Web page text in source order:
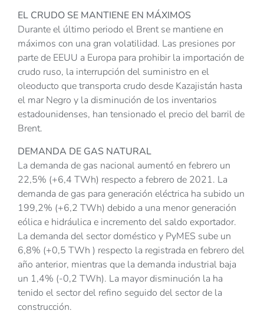
EL CRUDO SE MANTIENE EN MÁXIMOS
Durante el último periodo el Brent se mantiene en
máximos con una gran volatilidad. Las presiones por
parte de EEUU a Europa para prohibir la importación de
crudo ruso, la interrupción del suministro en el
oleoducto que transporta crudo desde Kazajistán hasta
el mar Negro y la disminución de los inventarios
estadounidenses, han tensionado el precio del barril de
Brent.
DEMANDA DE GAS NATURAL
La demanda de gas nacional aumentó en febrero un
22,5% (+6,4 TWh) respecto a febrero de 2021. La
demanda de gas para generación eléctrica ha subido un
199,2% (+6,2 TWh) debido a una menor generación
eólica e hidráulica e incremento del saldo exportador.
La demanda del sector doméstico y PyMES sube un
6,8% (+0,5 TWh ) respecto la registrada en febrero del
año anterior, mientras que la demanda industrial baja
un 1,4% (-0,2 TWh). La mayor disminución la ha
tenido el sector del refino seguido del sector de la
construcción.